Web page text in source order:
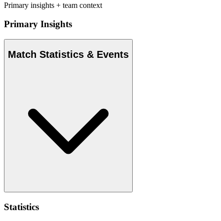
Primary insights + team context
Primary Insights
Match Statistics & Events
Statistics